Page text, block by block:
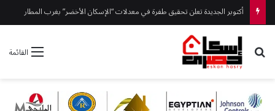
رئيس جهاز العلمين الجديدة يتفقد ” مزارين ” ويوجه بتكثيف أعمال النظافة والتجميل
القائمة بحث عن